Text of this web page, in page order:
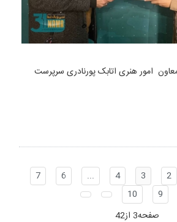
امور هنری اتابک پورنادری سرپرست
2
3
4
...
6
7
9
10
صفحه3 از42